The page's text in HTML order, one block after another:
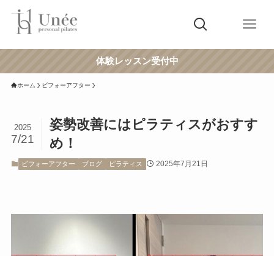
体験レッスン受付中
ホーム ビフォーアフター
姿勢改善にはピラティスがおすす
め！
2025
7/21
ビフォーアフター ブログ ピラティス 2025年7月21日